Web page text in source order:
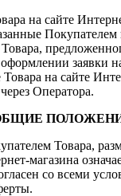
на сайте
Покупателем
заявки
на сайте
Оператора.
Товара,
магазина
со всеми